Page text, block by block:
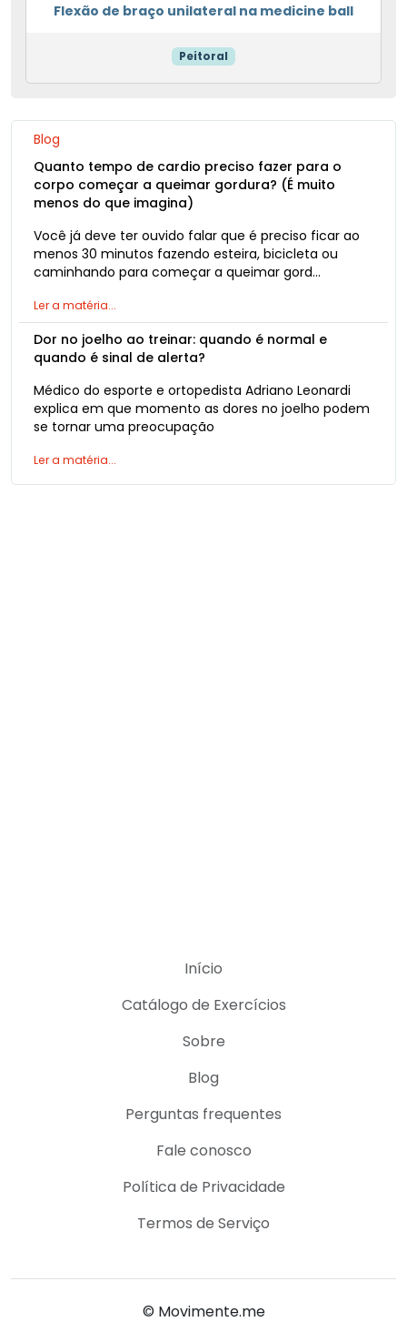
Flexão de braço unilateral na medicine ball
Peitoral
Blog
Quanto tempo de cardio preciso fazer para o
corpo começar a queimar gordura? (É muito
menos do que imagina)
Você já deve ter ouvido falar que é preciso ficar ao
menos 30 minutos fazendo esteira, bicicleta ou
caminhando para começar a queimar gord…
Ler a matéria...
Dor no joelho ao treinar: quando é normal e
quando é sinal de alerta?
Médico do esporte e ortopedista Adriano Leonardi
explica em que momento as dores no joelho podem
se tornar uma preocupação
Ler a matéria...
Início
Catálogo de Exercícios
Sobre
Blog
Perguntas frequentes
Fale conosco
Política de Privacidade
Termos de Serviço
© Movimente.me